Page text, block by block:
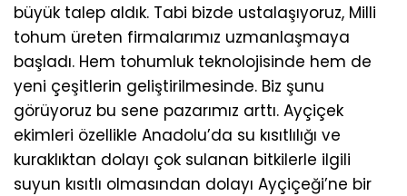
büyük talep aldık. Tabi bizde ustalaşıyoruz, Milli
tohum üreten firmalarımız uzmanlaşmaya
başladı. Hem tohumluk teknolojisinde hem de
yeni çeşitlerin geliştirilmesinde. Biz şunu
görüyoruz bu sene pazarımız arttı. Ayçiçek
ekimleri özellikle Anadolu’da su kısıtlılığı ve
kuraklıktan dolayı çok sulanan bitkilerle ilgili
suyun kısıtlı olmasından dolayı Ayçiçeği’ne bir